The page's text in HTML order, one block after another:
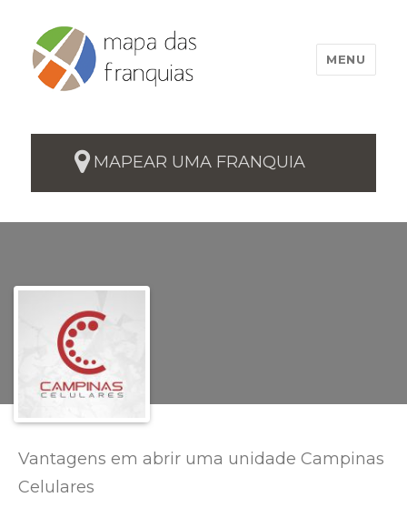
MENU
MAPEAR UMA FRANQUIA
Vantagens em abrir uma unidade Campinas
Celulares